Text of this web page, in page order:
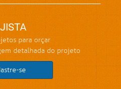
para orçar
detalhada do projeto
se